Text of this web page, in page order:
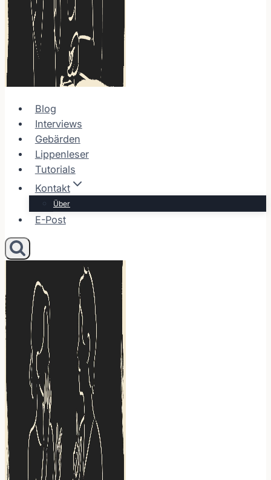
Blog
Interviews
Gebärden
Lippenleser
Tutorials
Kontakt
Über
E-Post